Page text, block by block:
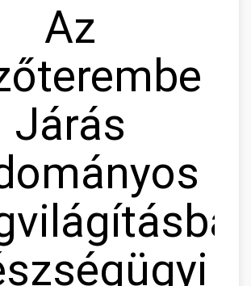
Az
Járás